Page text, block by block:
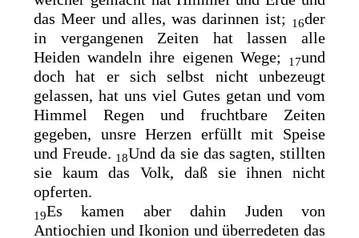
das Meer und alles, was darinnen ist;
16der
in vergangenen Zeiten hat lassen alle
Heiden wandeln ihre eigenen Wege;
17und
doch hat er sich selbst nicht unbezeugt
gelassen, hat uns viel Gutes getan und vom
Himmel Regen und fruchtbare Zeiten
gegeben, unsre Herzen erfüllt mit Speise
und Freude. 18Und da sie das sagten, stillten
sie kaum das Volk, daß sie ihnen nicht
opferten.
19Es kamen aber dahin Juden von
Antiochien und Ikonion und überredeten das